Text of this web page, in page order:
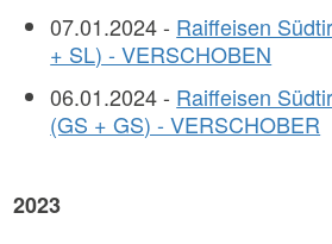
07.01.2024 - Raiffeisen
+ SL) - VERSCHOBEN
06.01.2024 - Raiffeisen
(GS + GS) - VERSCHOBER
2023